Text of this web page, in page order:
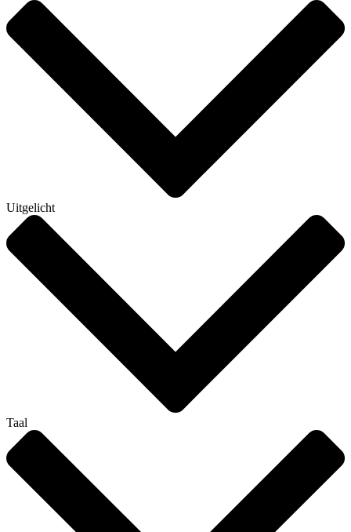
Uitgelicht
Taal